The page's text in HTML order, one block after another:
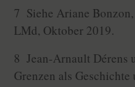
7 Siehe Ariane
LMd, Oktober 2019.
8 Jean-Arnault Dérens
Grenzen als